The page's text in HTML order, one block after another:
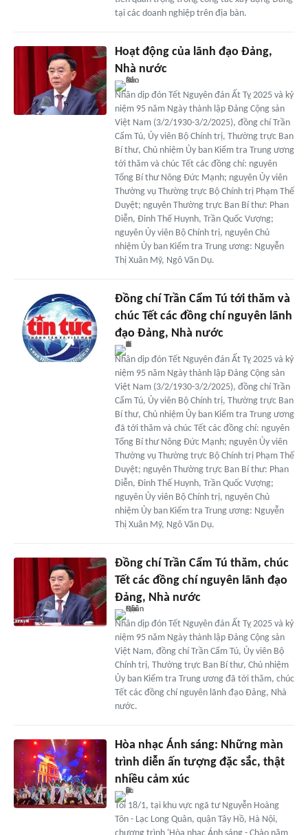
tại các doanh nghiệp trên địa bàn.
Hoạt động của lãnh đạo Đảng,
Nhà nước
Nhân dịp đón Tết Nguyên đán Ất Tỵ 2025 và kỷ
niệm 95 năm Ngày thành lập Đảng Cộng sản
Việt Nam (3/2/1930-3/2/2025), đồng chí Trần
Cẩm Tú, Ủy viên Bộ Chính trị, Thường trực Ban
Bí thư, Chủ nhiệm Ủy ban Kiểm tra Trung ương
tới thăm và chúc Tết các đồng chí: nguyên
Tổng Bí thư Nông Đức Mạnh; nguyên Ủy viên
Thường vụ Thường trực Bộ Chính trị Phạm Thế
Duyệt; nguyên Thường trực Ban Bí thư: Phan
Diễn, Đinh Thế Huynh, Trần Quốc Vượng;
nguyên Ủy viên Bộ Chính trị, nguyên Chủ
nhiệm Ủy ban Kiểm tra Trung ương: Nguyễn
Thị Xuân Mỹ, Ngô Văn Dụ.
Đồng chí Trần Cẩm Tú tới thăm và
chúc Tết các đồng chí nguyên lãnh
đạo Đảng, Nhà nước
Nhân dịp đón Tết Nguyên đán Ất Tỵ 2025 và kỷ
niệm 95 năm Ngày thành lập Đảng Cộng sản
Việt Nam (3/2/1930-3/2/2025), đồng chí Trần
Cẩm Tú, Ủy viên Bộ Chính trị, Thường trực Ban
Bí thư, Chủ nhiệm Ủy ban Kiểm tra Trung ương
đã tới thăm và chúc Tết các đồng chí: nguyên
Tổng Bí thư Nông Đức Mạnh; nguyên Ủy viên
Thường vụ Thường trực Bộ Chính trị Phạm Thế
Duyệt; nguyên Thường trực Ban Bí thư: Phan
Diễn, Đinh Thế Huynh, Trần Quốc Vượng;
nguyên Ủy viên Bộ Chính trị, nguyên Chủ
nhiệm Ủy ban Kiểm tra Trung ương: Nguyễn
Thị Xuân Mỹ, Ngô Văn Dụ.
Đồng chí Trần Cẩm Tú thăm, chúc
Tết các đồng chí nguyên lãnh đạo
Đảng, Nhà nước
Nhân dịp đón Tết Nguyên đán Ất Tỵ 2025 và kỷ
niệm 95 năm Ngày thành lập Đảng Cộng sản
Việt Nam, đồng chí Trần Cẩm Tú, Ủy viên Bộ
Chính trị, Thường trực Ban Bí thư, Chủ nhiệm
Ủy ban Kiểm tra Trung ương đã tới thăm, chúc
Tết các đồng chí nguyên lãnh đạo Đảng, Nhà
nước.
Hòa nhạc Ánh sáng: Những màn
trình diễn ấn tượng đặc sắc, thật
nhiều cảm xúc
Tối 18/1, tại khu vực ngã tư Nguyễn Hoàng
Tôn - Lạc Long Quân, quận Tây Hồ, Hà Nội,
chương trình 'Hòa nhạc Ánh sáng - Chào năm